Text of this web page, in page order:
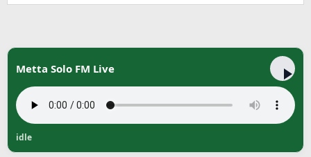
Metta Solo FM Live
idle